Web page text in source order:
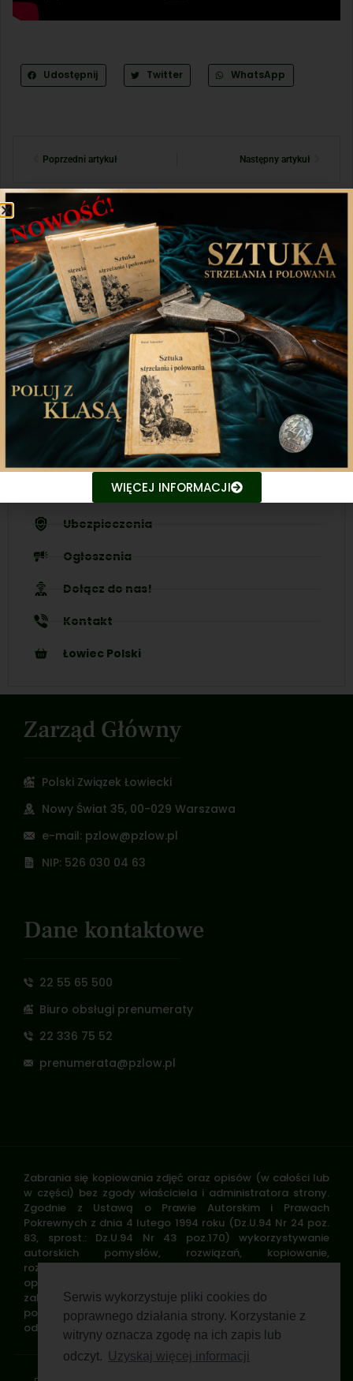
Serwis wykorzystuje pliki cookies do
poprawnego działania strony. Korzystanie z
witryny oznacza zgodę na ich zapis lub
odczyt.
Uzyskaj więcej informacji
Udostępnij Twitter WhatsApp
Poprzedni artykuł Następny artykuł
Aplikacja mobilna
Nasza aplikacja to doskonały towarzysz każdego
miłośnika łowiectwa, który pragnie pozostać na
bieżąco z najnowszymi treściami związanych stron.
Śledź aktualne wydarzenia
Udostępniaj treści znajomym
Nasze inicjatywy
Ubezpieczenia
Ogłoszenia
Dołącz do nas!
Kontakt
Łowiec Polski
Zarząd Główny
Polski Związek Łowiecki
Nowy Świat 35, 00-029 Warszawa
e-mail: pzlow@pzlow.pl
NIP: 526 030 04 63
Dane kontaktowe
22 55 65 500
Biuro obsługi prenumeraty
22 336 75 52
prenumerata@pzlow.pl
Zabrania się kopiowania zdjęć oraz opisów (w całości lub
w części) bez zgody właściciela i administratora strony.
Zgodnie z Ustawą o Prawie Autorskim i Prawach
Pokrewnych z dnia 4 lutego 1994 roku (Dz.U.94 Nr 24 poz.
83, sprost.: Dz.U.94 Nr 43 poz.170) wykorzystywanie
autorskich pomysłów, rozwiązań, kopiowanie,
rozpowszechnianie zdjęć, fragmentów grafiki, tekstów
opisów w celach zarobkowych, bez zezwolenia autora jest
zabronione i stanowi naruszenie praw autorskich oraz
podlega karze. Znaki towarowe i graficzne są własnością
odpowiednich firm i/lub instytucji.
WIĘCEJ INFORMACJI